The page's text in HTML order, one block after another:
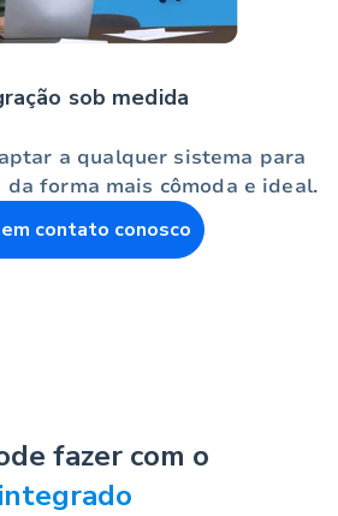
sob medida
a qualquer sistema para
forma mais cômoda e ideal.
contato conosco
fazer com o